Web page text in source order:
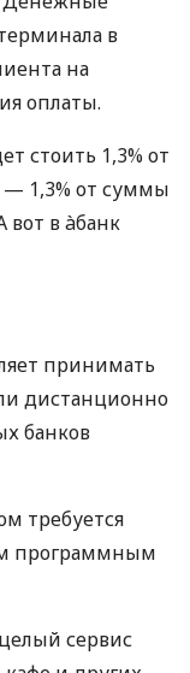
в
на
оплаты.
стоить 1,3% от
1,3% от суммы
в àбанк
принимать
дистанционно
банков
требуется
программным
сервис